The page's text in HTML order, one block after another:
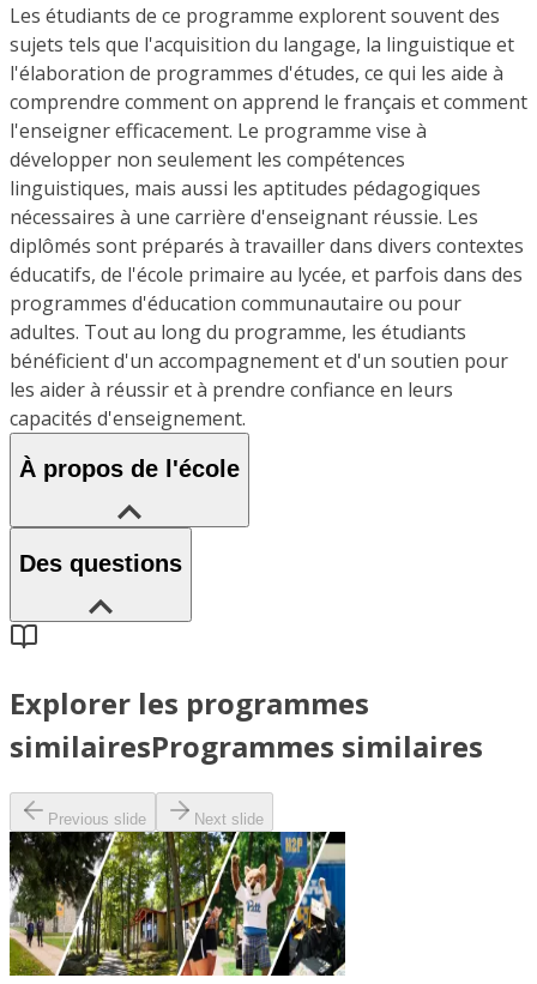
Les étudiants de ce programme explorent souvent des
sujets tels que l'acquisition du langage, la linguistique et
l'élaboration de programmes d'études, ce qui les aide à
comprendre comment on apprend le français et comment
l'enseigner efficacement. Le programme vise à
développer non seulement les compétences
linguistiques, mais aussi les aptitudes pédagogiques
nécessaires à une carrière d'enseignant réussie. Les
diplômés sont préparés à travailler dans divers contextes
éducatifs, de l'école primaire au lycée, et parfois dans des
programmes d'éducation communautaire ou pour
adultes. Tout au long du programme, les étudiants
bénéficient d'un accompagnement et d'un soutien pour
les aider à réussir et à prendre confiance en leurs
capacités d'enseignement.
À propos de l'école
Des questions
Explorer les programmes
similairesProgrammes similaires
Previous slide Next slide